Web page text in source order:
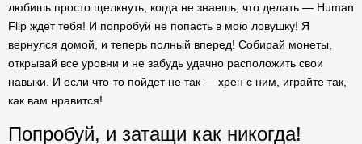
любишь просто щелкнуть, когда не знаешь, что делать — Human
Flip ждет тебя! И попробуй не попасть в мою ловушку! Я
вернулся домой, и теперь полный вперед! Собирай монеты,
открывай все уровни и не забудь удачно расположить свои
навыки. И если что-то пойдет не так — хрен с ним, играйте так,
как вам нравится!
Попробуй, и затащи как никогда!